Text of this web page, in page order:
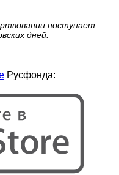
поступает
дней.
Русфонда: